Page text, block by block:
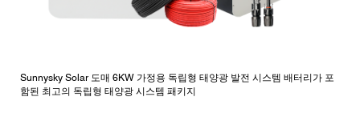
Sunnysky Solar 도매 6KW 가정용 독립형 태양광 발전 시스템 배터리가 포
함된 최고의 독립형 태양광 시스템 패키지